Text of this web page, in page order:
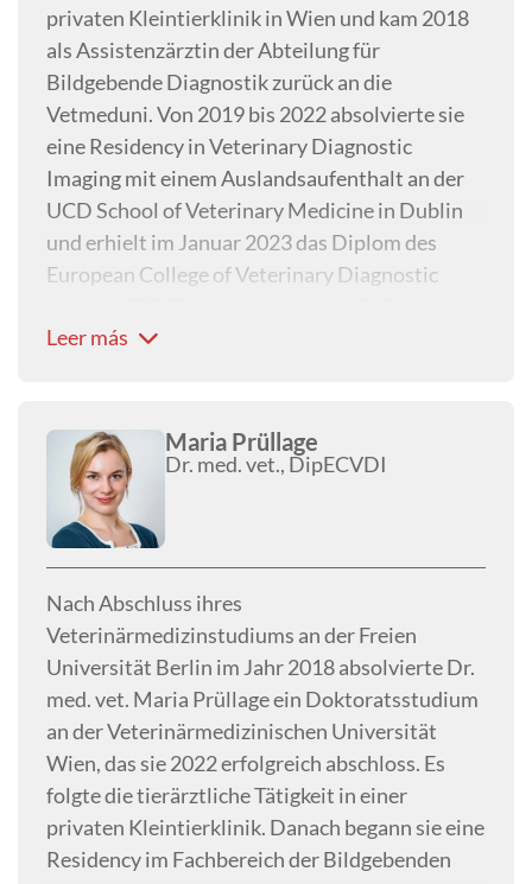
privaten Kleintierklinik in Wien und kam 2018
als Assistenzärztin der Abteilung für
Bildgebende Diagnostik zurück an die
Vetmeduni. Von 2019 bis 2022 absolvierte sie
eine Residency in Veterinary Diagnostic
Imaging mit einem Auslandsaufenthalt an der
UCD School of Veterinary Medicine in Dublin
und erhielt im Januar 2023 das Diplom des
European College of Veterinary Diagnostic
Doktorarbeit mit dem Titel ‘Comparison of
Publikation wurde sie mit dem Preis der
Vereinigung Österreichischer
Kleintiermediziner (VÖK) geehrt. Seit 2021 ist
Kristina Lederer zertifizierte Gutachterin der
Gesellschaft für Röntgendiagnostik genetisch
beeinflusster Skeletterkrankungen bei
Kleintieren (GRSK) für Zuchtuntersuchungen.
Leer más
Maria Prüllage
Dr. med. vet., DipECVDI
Nach Abschluss ihres
Veterinärmedizinstudiums an der Freien
Universität Berlin im Jahr 2018 absolvierte Dr.
med. vet. Maria Prüllage ein Doktoratsstudium
an der Veterinärmedizinischen Universität
Wien, das sie 2022 erfolgreich abschloss. Es
folgte die tierärztliche Tätigkeit in einer
privaten Kleintierklinik. Danach begann sie eine
Residency im Fachbereich der Bildgebenden